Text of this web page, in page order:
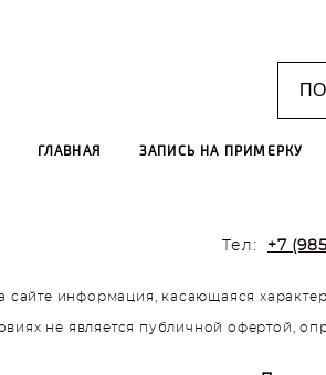
ГЛАВНАЯ ЗАПИСЬ НА ПРИМЕРКУ
Тел: +7
сайте информация, касающаяся
не является публичной офертой,